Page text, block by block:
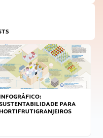
INFOGRÁFICO:
PARA
HORTIFRUTIGRANJEIROS